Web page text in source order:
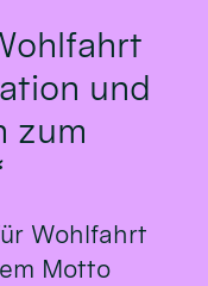
und
zum
Wohl­fahrt
Mot­to